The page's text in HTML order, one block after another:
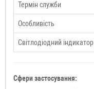
Термін служби
Особливість
Світлодіодний індикатор
Сфери застосування: